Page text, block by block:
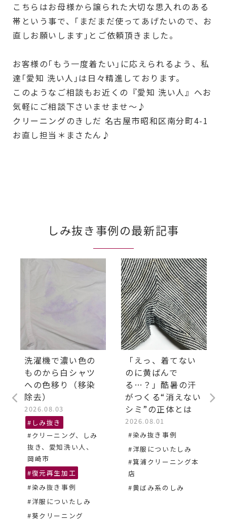
こちらはお母様から譲られた大切な思入れのある
帯という事で、｢まだまだ使ってあげたいので、お
直しお願いします｣とご依頼頂きました。
お客様の｢もう一度着たい｣に応えられるよう、私
達｢愛知 洗い人｣は日々精進しております。
このようなご相談もお近くの『愛知 洗い人』へお
気軽にご相談下さいませませ～♪
クリーニングのきしだ 名古屋市昭和区南分町4-1
お直し担当＊まさたん♪
しみ抜き事例の最新記事
洗濯機で濃い色の
ものから白シャツ
への色移り（移染
除去）
2026.08.03
#しみ抜き
#クリーニング、しみ
抜き、愛知洗い人、
岡崎市
#復元再生加工
#染み抜き事例
#洋服についたしみ
#葵クリーニング
「えっ、着てない
のに黄ばんで
る…？」酷暑の汗
がつくる“消えない
シミ”の正体とは
2026.08.01
#染み抜き事例
#洋服についたしみ
#箕浦クリーニング本
店
#黄ばみ系のしみ